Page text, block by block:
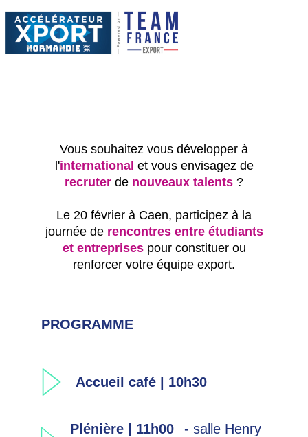
Vous souhaitez vous développer à
l'international et vous envisagez de
recruter de nouveaux talents ?
Le 20 février à Caen, participez à la
journée de rencontres entre étudiants
et entreprisespour constituer ou
renforcer votre équipe export.
PROGRAMME
Accueil café | 10h30
Plénière | 11h00
- salle Henry